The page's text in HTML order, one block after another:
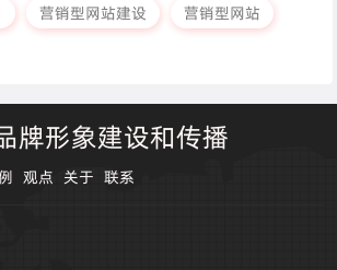
营销型网站建设
营销型网站
牌形象建设和传播
观点 关于 联系